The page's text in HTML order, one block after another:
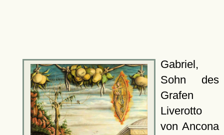
Gabriel,
Sohn des
Grafen
Liverotto
von Ancona